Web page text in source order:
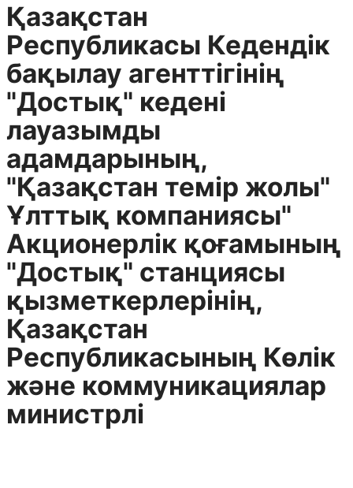
Қазақстан
Республикасы Кедендік
бақылау агенттігінің
"Достық" кедені
лауазымды
адамдарының,
"Қазақстан темір жолы"
Ұлттық компаниясы"
Акционерлік қоғамының
"Достық" станциясы
қызметкерлерінің,
Қазақстан
Республикасының Көлік
және коммуникациялар
министрлі